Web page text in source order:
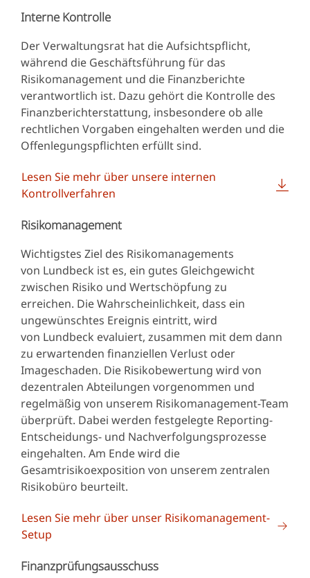
Interne Kontrolle
Der Verwaltungsrat hat die Aufsichtspflicht,
während die Geschäftsführung für das
Risikomanagement und die Finanzberichte
verantwortlich ist. Dazu gehört die Kontrolle des
Finanzberichterstattung, insbesondere ob alle
rechtlichen Vorgaben eingehalten werden und die
Offenlegungspflichten erfüllt sind.
Lesen Sie mehr über unsere internen
Kontrollverfahren
Risikomanagement
Wichtigstes Ziel des Risikomanagements
von Lundbeck ist es, ein gutes Gleichgewicht
zwischen Risiko und Wertschöpfung zu
erreichen. Die Wahrscheinlichkeit, dass ein
ungewünschtes Ereignis eintritt, wird
von Lundbeck evaluiert, zusammen mit dem dann
zu erwartenden finanziellen Verlust oder
Imageschaden. Die Risikobewertung wird von
dezentralen Abteilungen vorgenommen und
regelmäßig von unserem Risikomanagement-Team
überprüft. Dabei werden festgelegte Reporting-
Entscheidungs- und Nachverfolgungsprozesse
eingehalten. Am Ende wird die
Gesamtrisikoexposition von unserem zentralen
Risikobüro beurteilt.
Lesen Sie mehr über unser Risikomanagement-
Setup
Finanzprüfungsausschuss